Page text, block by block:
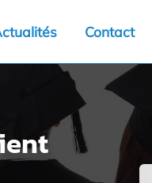
Contact